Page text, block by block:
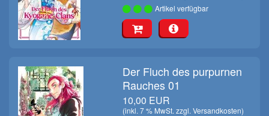
Artikel verfügbar
Der Fluch des purpurnen
Rauches 01
10,00 EUR
(inkl. 7 % MwSt. zzgl.Versandkosten)